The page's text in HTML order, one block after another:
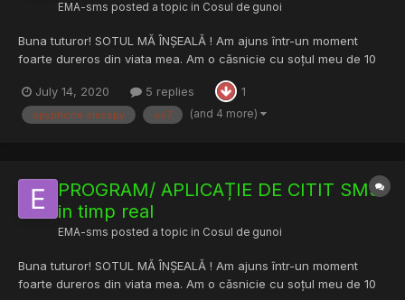
EMA-sms posted a topic in Cosul de gunoi
Buna tuturor! SOTUL MĂ ÎNȘEALĂ ! Am ajuns într-un moment
foarte dureros din viata mea. Am o căsnicie cu soțul meu de 10
Ma poate ajuta cnv cu un program de citire a sms-urilor in timp
real?Am citit despre ss7, dar mi se pare foa...
July 14, 2020 5 replies 1
spyphone smsspy ss7 (and 4 more)
PROGRAM/ APLICAȚIE DE CITIT SMS
in timp real
EMA-sms posted a topic in Cosul de gunoi
Buna tuturor! SOTUL MĂ ÎNȘEALĂ ! Am ajuns într-un moment
foarte dureros din viata mea. Am o căsnicie cu soțul meu de 10